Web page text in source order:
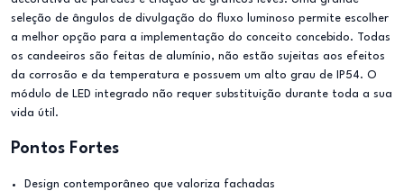
seleção de ângulos de divulgação do fluxo luminoso permite escolher
a melhor opção para a implementação do conceito concebido. Todas
os candeeiros são feitas de alumínio, não estão sujeitas aos efeitos
da corrosão e da temperatura e possuem um alto grau de IP54. O
módulo de LED integrado não requer substituição durante toda a sua
vida útil.
Pontos Fortes
Design contemporâneo que valoriza fachadas